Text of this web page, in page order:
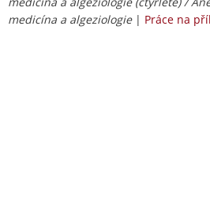
medicína a algeziologie| Práce na